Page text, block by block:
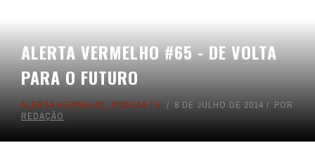
ALERTA VERMELHO #65 - DE VOLTA
PARA O FUTURO
ALERTA VERMELHO, PODCASTS 8 DE JULHO DE 2014
POR
REDAÇÃO